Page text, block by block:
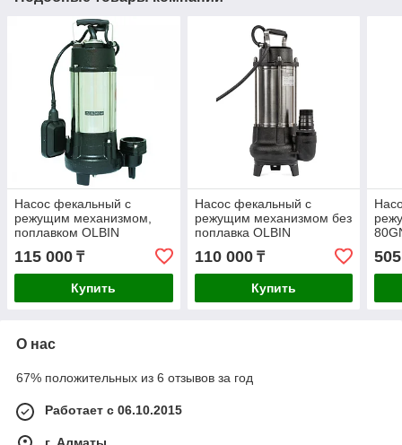
Насос фекальный с
режущим механизмом,
поплавком OLBIN
OL900DZF, 13м, 16м3/ч
115 000 ₸
Купить
Насос фекальный с
режущим механизмом без
поплавка OLBIN
OL900DZF-pro, 13м,
16м3/ч
110 000₸
Купить
О нас
67% положительных из 6 отзывов за год
Работает с 06.10.2015